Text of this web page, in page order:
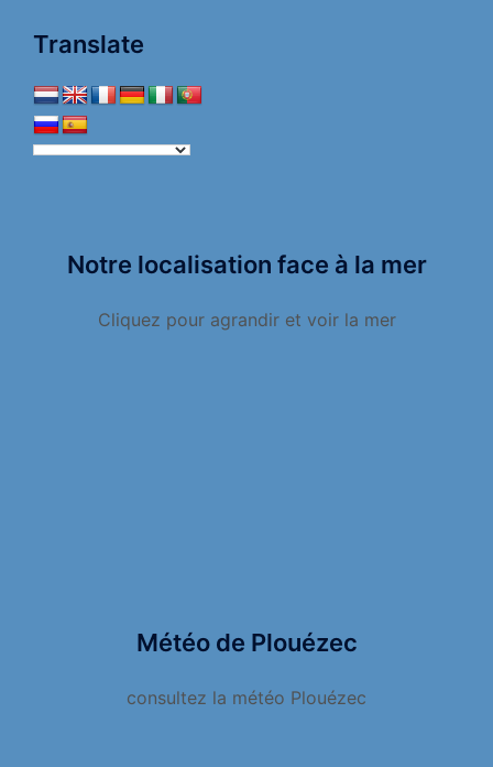
Translate
Notre localisation face à la mer
Cliquez pour agrandir et voir la mer
Météo de Plouézec
consultez la météo Plouézec